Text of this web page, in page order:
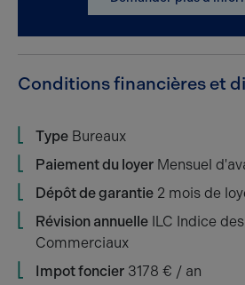
Conditions financières et
Type Bureaux
Paiement du loyer Mensuel
Dépôt de garantie 2 mois de
Révision annuelle ILC Indice
Commerciaux
Impot foncier 3178 € / an